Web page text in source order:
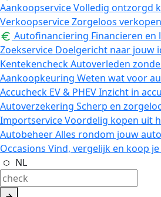
AankoopserviceVolledig ontzorgd
VerkoopserviceZorgeloos
Autofinanciering Financieren en
Zoekservice Doelgericht naar jouw
KentekencheckAutoverleden
Aankoopkeuring Weten wat voor
Accucheck EV & PHEVInzicht in
Autoverzekering Scherp en
ImportserviceVoordelig kopen uit
AutobeheerAlles rondom jouw
Occasions Vind, vergelijk en koop
NL